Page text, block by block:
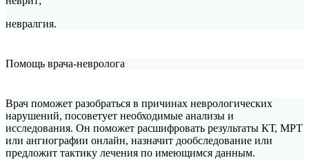
невралгия.
Помощь врача-невролога
Врач поможет разобраться в причинах неврологических
нарушений, посоветует необходимые анализы и
исследования. Он поможет расшифровать результаты КТ, МРТ
или ангиографии онлайн, назначит дообследование или
предложит тактику лечения по имеющимся данным.